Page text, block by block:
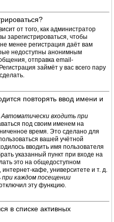
от того, как администратор
зарегистрироваться, чтобы
менее регистрация даёт вам
недоступны анонимным
отправка email-
займёт у вас всего пару
повторять ввод имени и
Автоматически входить при
под своим именем на
время. Это сделано для
вашей учётной
вводить имя пользователя
указанный пункт при входе на
это на общедоступном
кафе, университете и т. д.
каждом посещении
эту функцию.
в списке активных